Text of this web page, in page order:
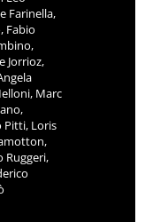
Farinella,
Fabio
Jorrioz,
Marc
Pitti, Loris
Ruggeri,